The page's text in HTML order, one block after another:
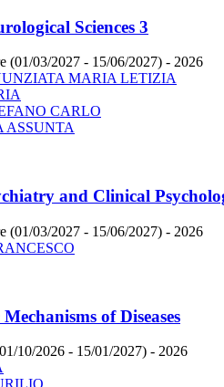
Sciences 3
(01/03/2027 - 15/06/2027) - 2026
MARIA LETIZIA
CARLO
ASSUNTA
and Clinical
(01/03/2027 - 15/06/2027) - 2026
of Diseases
10/2026 - 15/01/2027) - 2026